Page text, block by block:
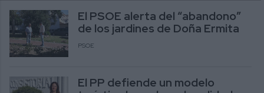
El PSOE alerta del “abandono”
de los jardines de Doña Ermita
PSOE
El PP defiende un modelo